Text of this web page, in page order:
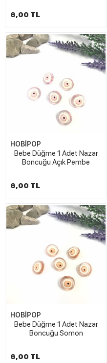
6,00 TL
HOBİPOP
Bebe Düğme 1 Adet Nazar
Boncuğu Açık Pembe
6,00 TL
HOBİPOP
Bebe Düğme 1 Adet Nazar
Boncuğu Somon
6,00 TL